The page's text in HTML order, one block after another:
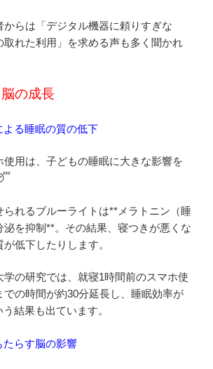
らは「デジタル機器に頼りすぎな
取れた利用」を求める声も多く聞かれ
の成長
よる睡眠の質の低下
用は、子どもの睡眠に大きな影響を
れるブルーライトは**メラトニン（睡
泌を抑制**。その結果、寝つきが悪くな
低下したりします。
の研究では、就寝1時間前のスマホ使
での時間が約30分延長し、睡眠効率が
結果も出ています。
たらす脳の影響